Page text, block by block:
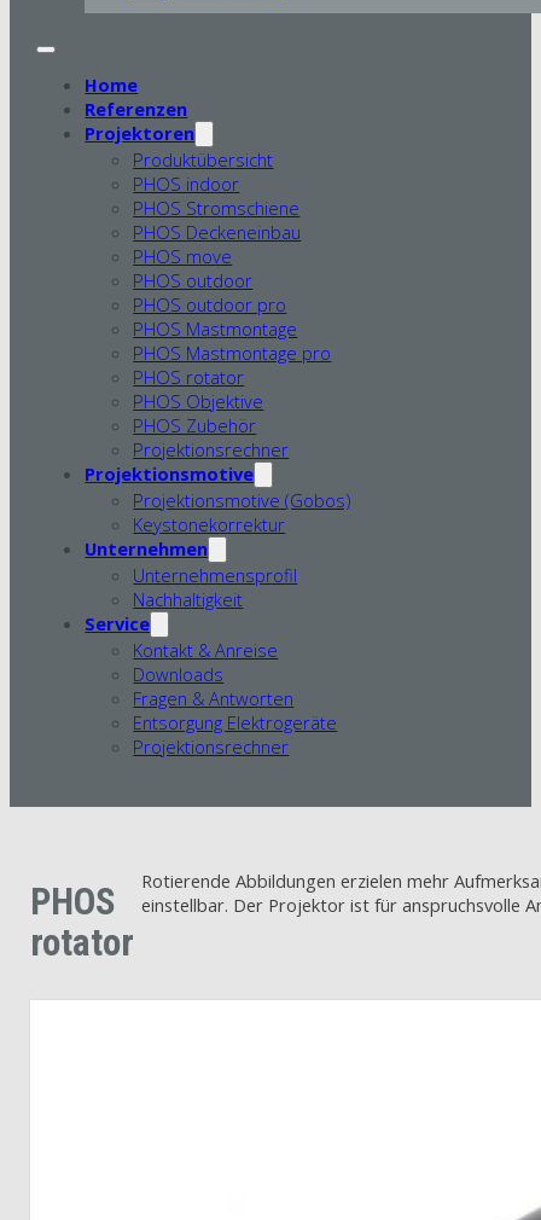
Home
Referenzen
Projektoren
Produktübersicht
PHOS indoor
PHOS Stromschiene
PHOS Deckeneinbau
PHOS move
PHOS outdoor
PHOS outdoor pro
PHOS Mastmontage
PHOS Mastmontage pro
PHOS rotator
PHOS Objektive
PHOS Zubehör
Projektionsrechner
Projektionsmotive
Projektionsmotive (Gobos)
Keystonekorrektur
Unternehmen
Unternehmensprofil
Nachhaltigkeit
Service
Kontakt & Anreise
Downloads
Fragen & Antworten
Entsorgung Elektrogeräte
Projektionsrechner
PHOS
rotator
Rotierende Abbildungen erzielen mehr
einstellbar. Der Projektor ist für anspruchsvolle